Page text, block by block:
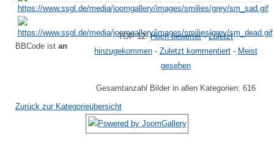
BBCode ist an
TOP 12:Hoch bewertet-Zuletzt
hinzugekommen- Zuletzt kommentiert- Meist
gesehen
Gesamtanzahl Bilder in allen Kategorien: 616
Zurück zur Kategorieübersicht